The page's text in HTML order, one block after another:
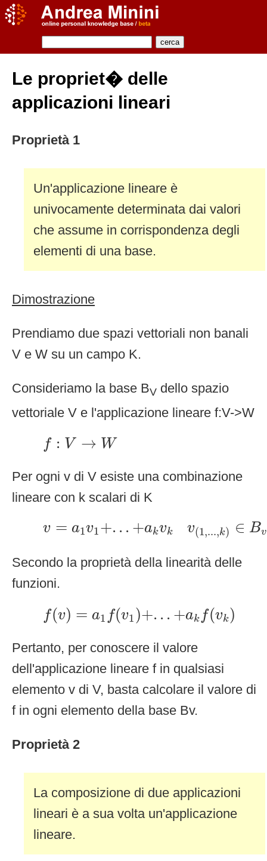
Le propriet� delle
applicazioni lineari
Proprietà 1
Un'applicazione lineare è
univocamente determinata dai valori
che assume in corrispondenza degli
elementi di una base.
Dimostrazione
Prendiamo due spazi vettoriali non banali
V e W su un campo K.
Consideriamo la base BV dello spazio
vettoriale V e l'applicazione lineare f:V->W
f : V → W
f V→ W
Per ogni v di V esiste una combinazione
lineare con k scalari di K
v = a1v1+. . . +akvk v(1,...,k) ∈ Bv
v = a1 1 + ak vk 1 ∈Bv,
Secondo la proprietà della linearità delle
funzioni.
f(v) = a1 f(v1)+. . . +ak f(vk)
f( a f(v1 ) + ak f( k)
Pertanto, per conoscere il valore
dell'applicazione lineare f in qualsiasi
elemento v di V, basta calcolare il valore di
f in ogni elemento della base Bv.
Proprietà 2
La composizione di due applicazioni
lineari è a sua volta un'applicazione
lineare.